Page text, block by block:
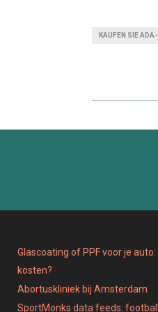
O
N
KAUFEN SIE
Glascoating of PPF voor je
kosten?
Abortuskliniek bij Amsterdam
SportMonks data feeds: